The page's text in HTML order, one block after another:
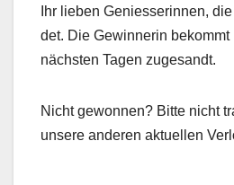
Ihr lieben Geniesserin­nen,
det. Die Gewin­ner­in
näch­sten Tagen zuge­sandt.
Nicht gewon­nen? Bitte nicht
unsere anderen aktuellen